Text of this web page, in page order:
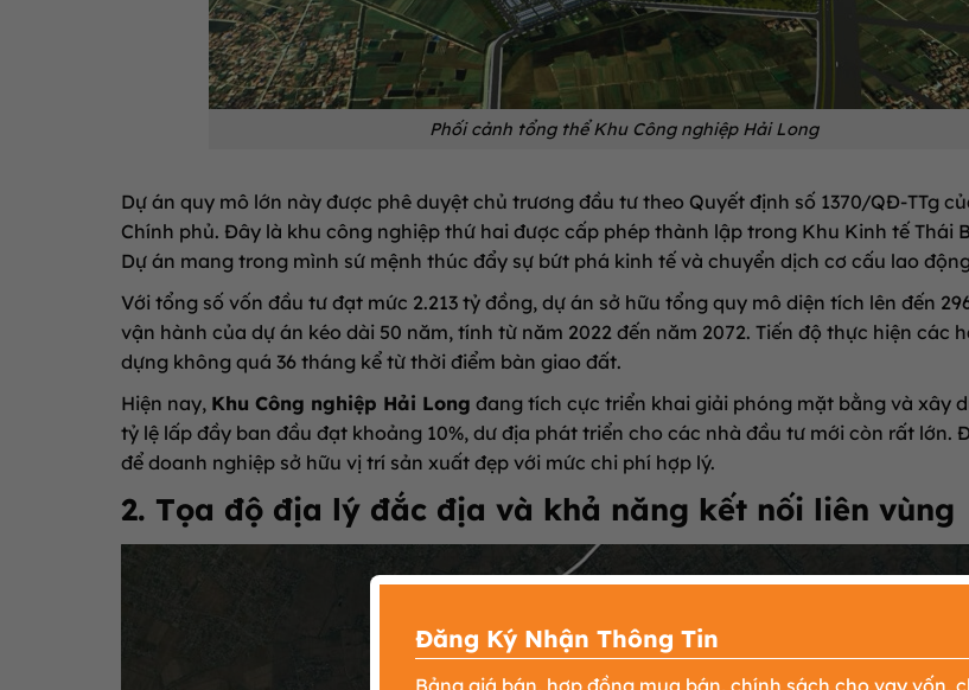
Đăng Ký Nhận Thông Tin
Phối cảnh tổng thể Khu Công nghiệp Hải Long
Dự án quy mô lớn này được phê duyệt chủ trương đầu tư theo Quyết định số 1370/QĐ-TTg
Chính phủ. Đây là khu công nghiệp thứ hai được cấp phép thành lập trong Khu Kinh tế Thái
Dự án mang trong mình sứ mệnh thúc đẩy sự bứt phá kinh tế và chuyển dịch cơ cấu lao
Với tổng số vốn đầu tư đạt mức 2.213 tỷ đồng, dự án sở hữu tổng quy mô diện tích lên đến
vận hành của dự án kéo dài 50 năm, tính từ năm 2022 đến năm 2072. Tiến độ thực hiện các
dựng không quá 36 tháng kể từ thời điểm bàn giao đất.
Hiện nay, Khu Công nghiệp Hải Long đang tích cực triển khai giải phóng mặt bằng và xây
tỷ lệ lấp đầy ban đầu đạt khoảng 10%, dư địa phát triển cho các nhà đầu tư mới còn rất lớn.
để doanh nghiệp sở hữu vị trí sản xuất đẹp với mức chi phí hợp lý.
2. Tọa độ địa lý đắc địa và khả năng kết nối liên vùng